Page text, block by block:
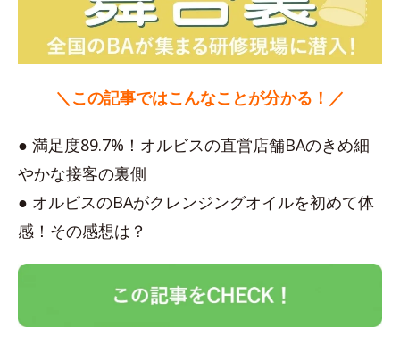
＼この記事ではこんなことが分かる！／
● 満足度89.7%！オルビスの直営店舗BAのきめ細
やかな接客の裏側
● オルビスのBAがクレンジングオイルを初めて体
感！その感想は？